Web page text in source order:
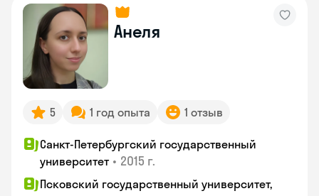
Анеля
5 1 год опыта 1 отзыв
Санкт-Петербургский государственный
университет • 2015 г.
Псковский государственный университет,